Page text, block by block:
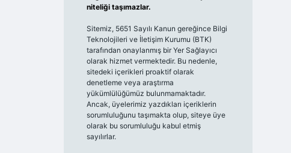
niteliği taşımazlar.
Sitemiz, 5651 Sayılı Kanun gereğince Bilgi
Teknolojileri ve İletişim Kurumu (BTK)
tarafından onaylanmış bir Yer Sağlayıcı
olarak hizmet vermektedir. Bu nedenle,
sitedeki içerikleri proaktif olarak
denetleme veya araştırma
yükümlülüğümüz bulunmamaktadır.
Ancak, üyelerimiz yazdıkları içeriklerin
sorumluluğunu taşımakta olup, siteye üye
olarak bu sorumluluğu kabul etmiş
sayılırlar.